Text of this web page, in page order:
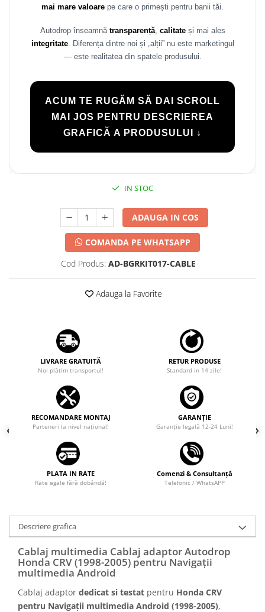
mai mare valoare pe care o primești pentru banii tăi.
Autodrop înseamnă transparență, calitateși mai ales
integritate. Diferența dintre noi și „alții” nu este marketingul
— este realitatea din spatele produsului.
ACUM TE RUGĂM SĂ DAI SCROLL
MAI JOS PENTRU DESCRIEREA
GRAFICĂ A PRODUSULUI ↓
IN STOC
ADAUGA IN COS
COMANDA PE WHATSAPP
Cod Produs: AD-BGRKIT017-CABLE
Adauga la Favorite
LIVRARE GRATUITĂ
Noi plătim transportul!
RETUR PRODUSE
Standard in 14 zile!
RECOMANDARE MONTAJ
Parteneri la nivel național!
GARANȚIE
Garanţie legală 12-24 Luni!
PLATA IN RATE
Rate egale fără dobândă!
Comenzi & Consultanță
Telefonic / WhatsAPP
Descriere grafica
Cablaj multimedia Cablaj adaptor Autodrop
Honda CRV (1998-2005) pentru Navigații
multimedia Android
Cablaj adaptor dedicat si testat pentru Honda CRV
pentru Navigații multimedia Android (1998-2005),